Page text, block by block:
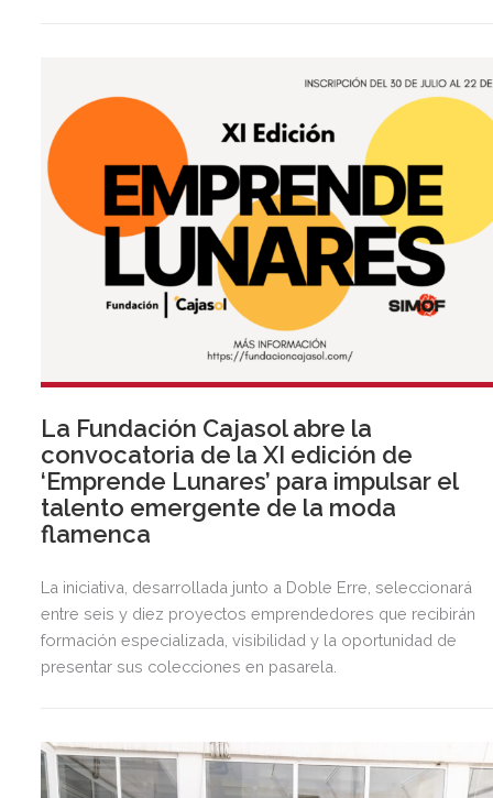
La Fundación Cajasol abre la
convocatoria de la XI edición de
‘Emprende Lunares’ para impulsar el
talento emergente de la moda
flamenca
La iniciativa, desarrollada junto a Doble Erre, seleccionará
entre seis y diez proyectos emprendedores que recibirán
formación especializada, visibilidad y la oportunidad de
presentar sus colecciones en pasarela.